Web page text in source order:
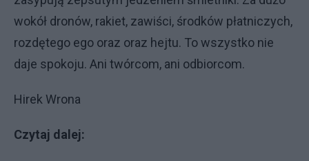
wokół dronów, rakiet, zawiści, środków płatniczych,
rozdętego ego oraz oraz hejtu. To wszystko nie
daje spokoju. Ani twórcom, ani odbiorcom.
Hirek Wrona
Czytaj dalej: